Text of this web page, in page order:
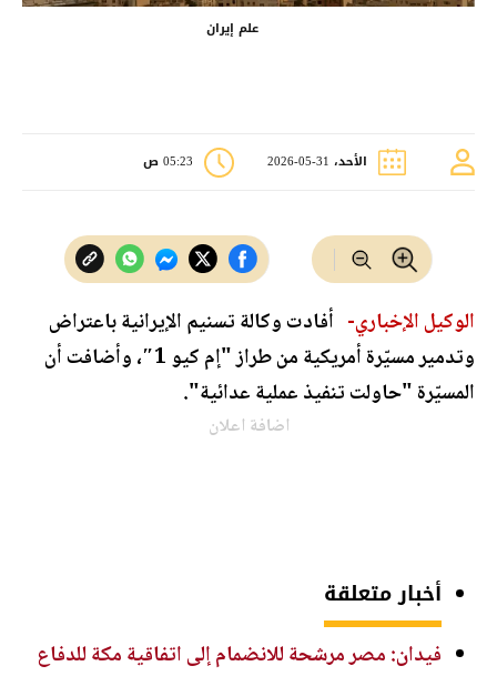
علم إيران
الأحد، 31-05-2026 05:23 ص
الوكيل الإخباري- أفادت وكالة تسنيم الإيرانية باعتراض
وتدمير مسيّرة أمريكية من طراز "إم كيو 1″، وأضافت أن
المسيّرة "حاولت تنفيذ عملية عدائية".
اضافة اعلان
أخبار متعلقة
فيدان: مصر مرشحة للانضمام إلى اتفاقية مكة للدفاع